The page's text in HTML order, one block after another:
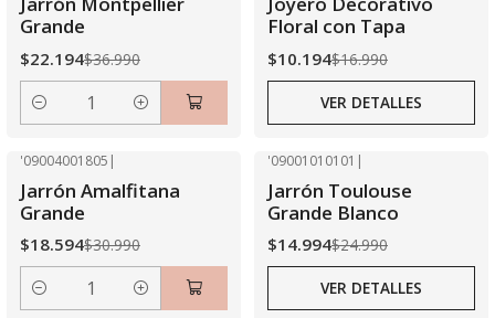
Grande
$22.194$36.990
Cantidad
Agotado
Floral con Tapa
$10.194$16.990
VER DETALLES
'09004001805 |
Jarrón Amalfitana
Grande
$18.594$30.990
Cantidad
Agotado
'09001010101 |
Jarrón Toulouse
Grande Blanco
$14.994$24.990
VER DETALLES